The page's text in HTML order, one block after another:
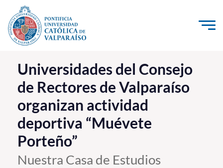
Click acá para ir directamente al contenido
La Universidad
Investigación, Creación e Innovación
PUCV Internacional
Vinculación con el Medio
Admisión
Universidades del Consejo
de Rectores de Valparaíso
organizan actividad
deportiva “Muévete
Porteño”
Nuestra Casa de Estudios